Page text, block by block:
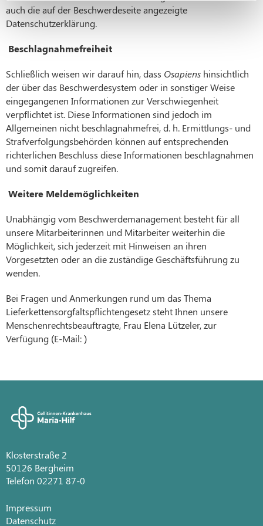
auch die auf der Beschwerdeseite angezeigte
Datenschutzerklärung.
Beschlagnahmefreiheit
Schließlich weisen wir darauf hin, dass Osapiens hinsichtlich
der über das Beschwerdesystem oder in sonstiger Weise
eingegangenen Informationen zur Verschwiegenheit
verpflichtet ist. Diese Informationen sind jedoch im
Allgemeinen nicht beschlagnahmefrei, d. h. Ermittlungs- und
Strafverfolgungsbehörden können auf entsprechenden
richterlichen Beschluss diese Informationen beschlagnahmen
und somit darauf zugreifen.
Weitere Meldemöglichkeiten
Unabhängig vom Beschwerdemanagement besteht für all
unsere Mitarbeiterinnen und Mitarbeiter weiterhin die
Möglichkeit, sich jederzeit mit Hinweisen an ihren
Vorgesetzten oder an die zuständige Geschäftsführung zu
wenden.
Bei Fragen und Anmerkungen rund um das Thema
Lieferkettensorgfaltspflichtengesetz steht Ihnen unsere
Menschenrechtsbeauftragte, Frau Elena Lützeler, zur
Verfügung (E-Mail: )
Klosterstraße 2
50126 Bergheim
Telefon 02271 87-0
Impressum
Datenschutz